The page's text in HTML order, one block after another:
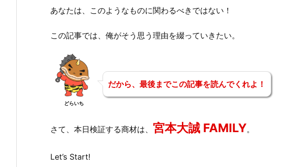
あなたは、このようなものに関わるべきではない！
この記事では、俺がそう思う理由を綴っていきたい。
どらいち
だから、最後までこの記事を読んでくれよ！
さて、本日検証する商材は、 宮本大誠 FAMILY。
Let’s Start!